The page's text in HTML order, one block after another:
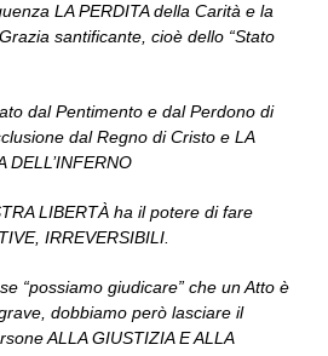
LA PERDITA della Carità e la
santificante, cioè dello “Stato
dal Pentimento e dal Perdono di
dal Regno di Cristo e LA
DELL’INFERNO
LIBERTÀ ha il potere di fare
IRREVERSIBILI.
“possiamo giudicare” che un Atto è
dobbiamo però lasciare il
ALLA GIUSTIZIA E ALLA